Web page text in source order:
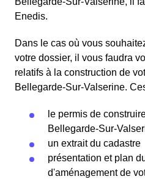
Enedis.
Dans le cas où vous
votre dossier, il vous faudra
relatifs à la construction de
Bellegarde-Sur-Valserine.
le permis de
Bellegarde-Sur-
un extrait du cadastre
présentation et plan
d'aménagement de